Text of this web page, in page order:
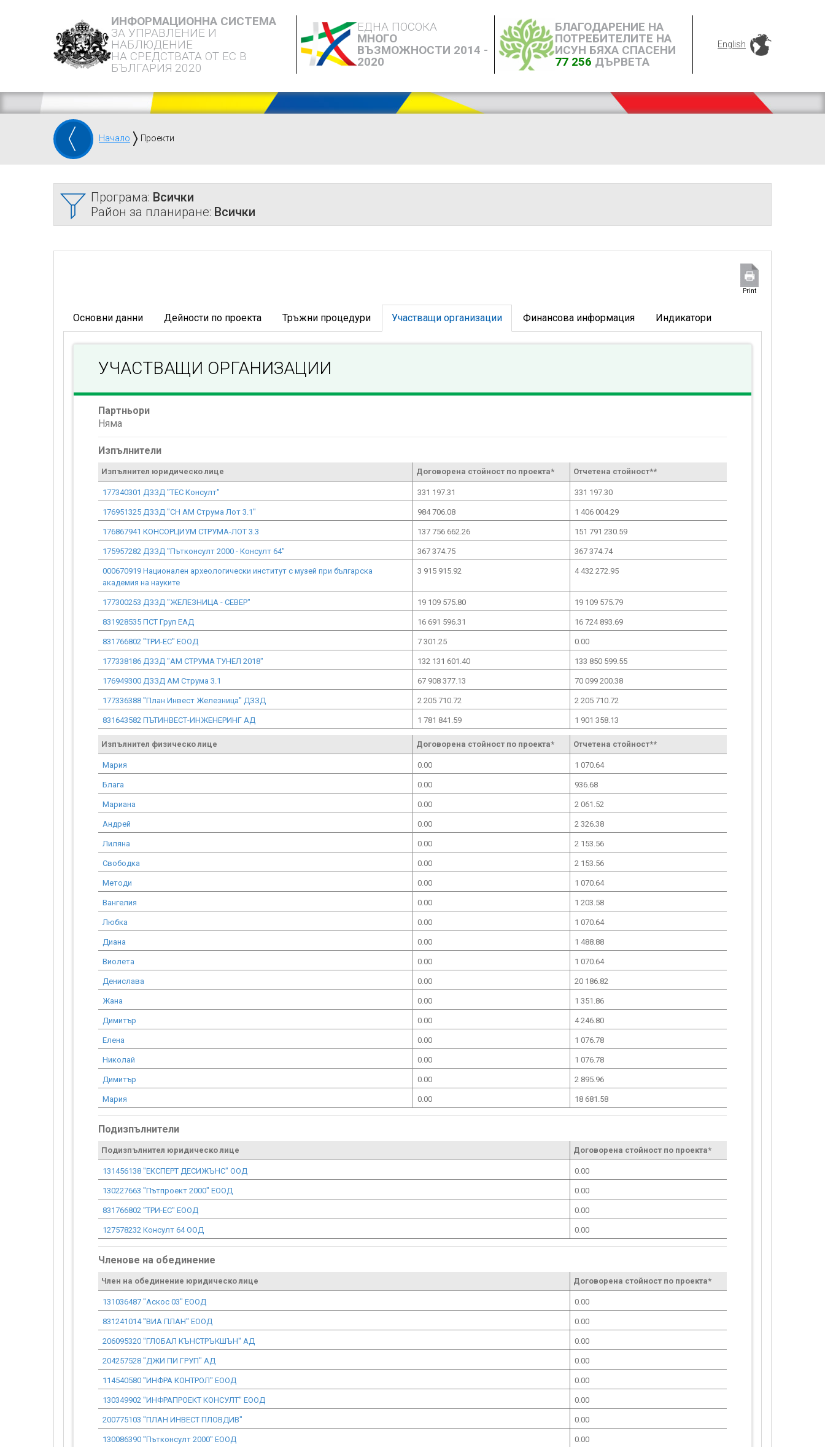
ИНФОРМАЦИОННА СИСТЕМА
ЗА УПРАВЛЕНИЕ И
НАБЛЮДЕНИЕ
НА СРЕДСТВАТА ОТ ЕС В
БЪЛГАРИЯ 2020
ЕДНА ПОСОКА
МНОГО
ВЪЗМОЖНОСТИ 2014 -
2020
БЛАГОДАРЕНИЕ НА
ПОТРЕБИТЕЛИТЕ НА
ИСУН БЯХА СПАСЕНИ
77 256 ДЪРВЕТА
English
Начало Проекти
Програма: Всички
Район за планиране: Всички
Print
Основни данни Дейности по проекта Тръжни процедури Участващи организации Финансова информация Индикатори
УЧАСТВАЩИ ОРГАНИЗАЦИИ
Партньори
Няма
Изпълнители
Изпълнител юридическо лице Договорена стойност по проекта* Отчетена стойност**
177340301 ДЗЗД "ТЕС Консулт" 331 197.31 331 197.30
176951325 ДЗЗД "СН АМ Струма Лот 3.1" 984 706.08 1 406 004.29
176867941 КОНСОРЦИУМ СТРУМА-ЛОТ 3.3 137 756 662.26 151 791 230.59
175957282 ДЗЗД "Пътконсулт 2000 - Консулт 64" 367 374.75 367 374.74
000670919 Национален археологически институт с музей при българска
академия на науките
3 915 915.92 4 432 272.95
177300253 ДЗЗД "ЖЕЛЕЗНИЦА - СЕВЕР" 19 109 575.80 19 109 575.79
831928535 ПСТ Груп ЕАД 16 691 596.31 16 724 893.69
831766802 "ТРИ-ЕС" ЕООД 7 301.25 0.00
177338186 ДЗЗД "АМ СТРУМА ТУНЕЛ 2018" 132 131 601.40 133 850 599.55
176949300 ДЗЗД АМ Струма 3.1 67 908 377.13 70 099 200.38
177336388 "План Инвест Железница" ДЗЗД 2 205 710.72 2 205 710.72
831643582 ПЪТИНВЕСТ-ИНЖЕНЕРИНГ АД 1 781 841.59 1 901 358.13
Изпълнител физическо лице Договорена стойност по проекта* Отчетена стойност**
Мария 0.00 1 070.64
Блага 0.00 936.68
Мариана 0.00 2 061.52
Андрей 0.00 2 326.38
Лиляна 0.00 2 153.56
Свободка 0.00 2 153.56
Методи 0.00 1 070.64
Вангелия 0.00 1 203.58
Любка 0.00 1 070.64
Диана 0.00 1 488.88
Виолета 0.00 1 070.64
Денислава 0.00 20 186.82
Жана 0.00 1 351.86
Димитър 0.00 4 246.80
Елена 0.00 1 076.78
Николай 0.00 1 076.78
Димитър 0.00 2 895.96
Мария 0.00 18 681.58
Подизпълнители
Подизпълнител юридическо лице Договорена стойност по проекта*
131456138 "ЕКСПЕРТ ДЕСИЖЪНС" ООД 0.00
130227663 "Пътпроект 2000" ЕООД 0.00
831766802 "ТРИ-ЕС" ЕООД 0.00
127578232 Консулт 64 ООД 0.00
Членове на обединение
Член на обединение юридическо лице Договорена стойност по проекта*
131036487 "Аскос 03" ЕООД 0.00
831241014 "ВИА ПЛАН" ЕООД 0.00
206095320 "ГЛОБАЛ КЪНСТРЪКШЪН" АД 0.00
204257528 "ДЖИ ПИ ГРУП" АД 0.00
114540580 "ИНФРА КОНТРОЛ" ЕООД 0.00
130349902 "ИНФРАПРОЕКТ КОНСУЛТ" ЕООД 0.00
200775103 "ПЛАН ИНВЕСТ ПЛОВДИВ" 0.00
130086390 "Пътконсулт 2000" ЕООД 0.00